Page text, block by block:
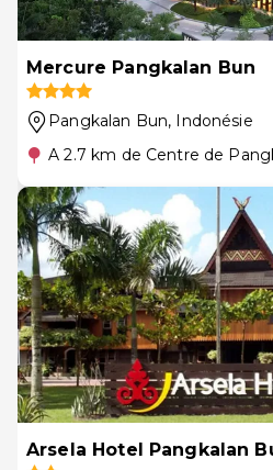
Mercure Pangkalan Bun
Pangkalan Bun, Indonésie
A 2.7 km de Centre de
Arsela Hotel Pangkalan